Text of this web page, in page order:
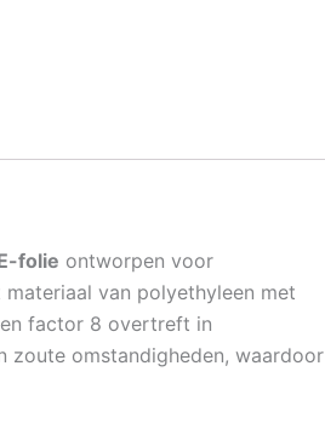
folie ontworpen voor
van polyethyleen met
factor 8 overtreft in
zoute omstandigheden, waardoor